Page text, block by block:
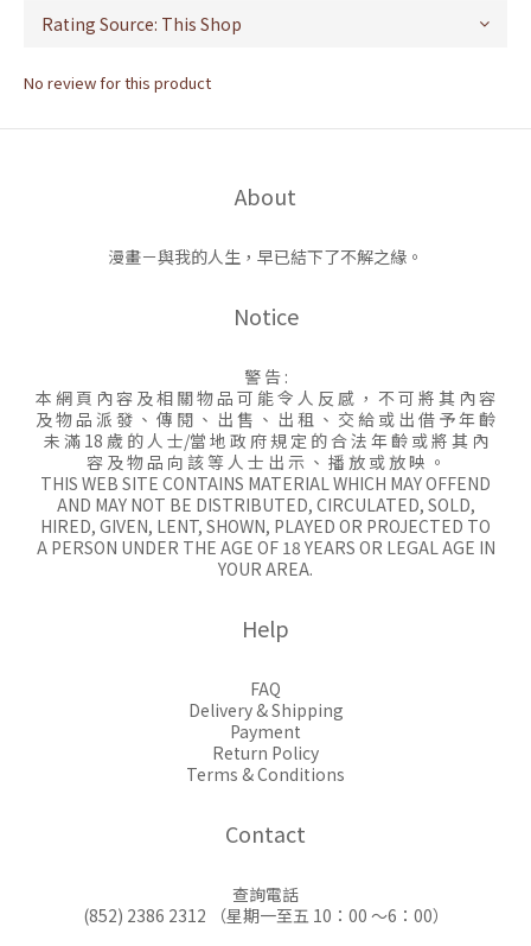
No review for this product
About
漫畫－與我的人生，早已結下了不解之緣。
Notice
警 告 :
本 網 頁 內 容 及 相 關 物 品 可 能 令 人 反 感 ， 不 可 將 其 內 容
及 物 品 派 發 、 傳 閱 、 出 售 、 出 租 、 交 給 或 出 借 予 年 齡
未 滿 18 歲 的 人 士/當 地 政 府 規 定 的 合 法 年 齡 或 將 其 內
容 及 物 品 向 該 等 人 士 出 示 、 播 放 或 放 映 。
THIS WEB SITE CONTAINS MATERIAL WHICH MAY OFFEND
AND MAY NOT BE DISTRIBUTED, CIRCULATED, SOLD,
HIRED, GIVEN, LENT, SHOWN, PLAYED OR PROJECTED TO
A PERSON UNDER THE AGE OF 18 YEARS OR LEGAL AGE IN
YOUR AREA.
Help
FAQ
Delivery & Shipping
Payment
Return Policy
Terms & Conditions
Contact
查詢電話
(852) 2386 2312 （星期一至五 10：00 ～6：00）